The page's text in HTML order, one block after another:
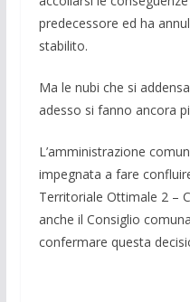
predecessore ed ha
stabilito.
Ma le nubi che si
adesso si fanno ancora
L’amministrazione
impegnata a fare
Territoriale Ottimale 2 –
anche il Consiglio
confermare questa